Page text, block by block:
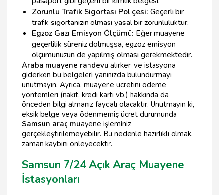
Zorunlu Trafik Sigortası Poliçesi: Geçerli bir
trafik sigortanızın olması yasal bir zorunluluktur.
Egzoz Gazı Emisyon Ölçümü: Eğer muayene
geçerlilik süreniz dolmuşsa, egzoz emisyon
ölçümünüzün de yapılmış olması gerekmektedir.
Araba muayene randevu alırken ve istasyona
giderken bu belgeleri yanınızda bulundurmayı
unutmayın. Ayrıca, muayene ücretini ödeme
yöntemleri (nakit, kredi kartı vb.) hakkında da
önceden bilgi almanız faydalı olacaktır. Unutmayın ki,
eksik belge veya ödenmemiş ücret durumunda
Samsun araç muayene işleminiz
gerçekleştirilemeyebilir. Bu nedenle hazırlıklı olmak,
zaman kaybını önleyecektir.
Samsun 7/24 Açık Araç Muayene
İstasyonları